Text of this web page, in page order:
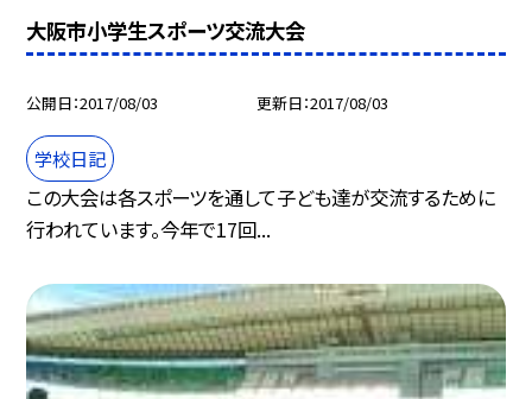
大阪市小学生スポーツ交流大会
公開日 2017/08/03 更新日 2017/08/03
学校日記
この大会は各スポーツを通して子ども達が交流するために
行われています。今年で17回...